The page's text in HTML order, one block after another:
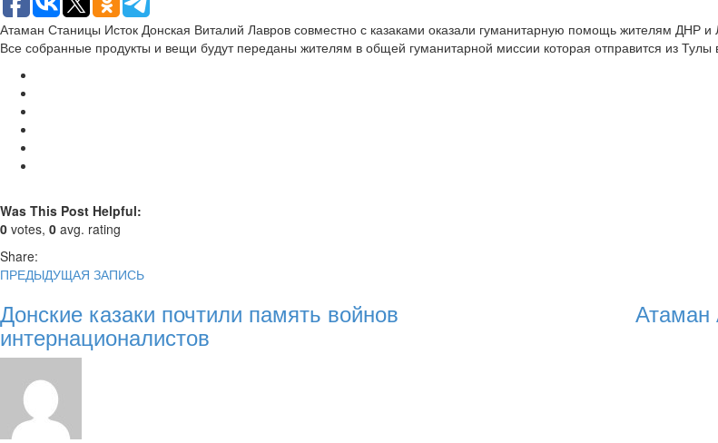
Атаман Станицы Исток Донская Виталий Лавров совместно с казаками оказали гуманитарную помощь жителям ДНР
Все собранные продукты и вещи будут переданы жителям в общей гуманитарной миссии которая отправится из Тулы
Was This Post Helpful:
0 votes, 0 avg. rating
Share:
ПРЕДЫДУЩАЯ ЗАПИСЬ
Донские казаки почтили память войнов
интернационалистов
Атаман